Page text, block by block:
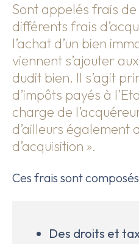
Sont appelés frais
différents frais
l’achat d’un bien
viennent s’ajouter
dudit bien. Il s’agit
d’impôts payés à
charge de
d’ailleurs également
d’acquisition ».
Ces frais sont
Des droits et